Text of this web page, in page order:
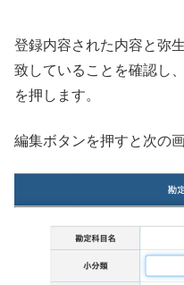
登録内容された内容と弥
致していることを確認し
を押します。
編集ボタンを押すと次の